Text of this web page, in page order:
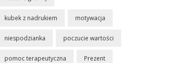
kubek z nadrukiem motywacja
niespodzianka poczucie wartości
pomoc terapeutyczna Prezent